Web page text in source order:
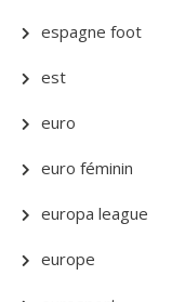
espagne foot
est
euro
euro féminin
europa league
europe